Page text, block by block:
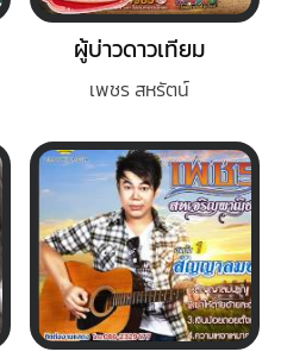
ผู้บ่าวดาวเทียม
เพชร สหรัตน์